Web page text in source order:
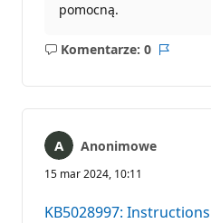
pomocną.
Komentarze: 0
Brak
Anonimowe
15 mar 2024, 10:11
KB5028997: